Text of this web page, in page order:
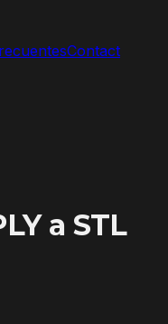
Contact
a STL